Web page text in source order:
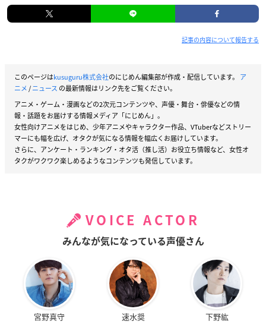
記事の内容について報告する
このページはkusuguru株式会社のにじめん編集部が作成・配信しています。 ア
ニメ/ニュース の最新情報はリンク先をご覧ください。
アニメ・ゲーム・漫画などの2次元コンテンツや、声優・舞台・俳優などの情
報・話題をお届けする情報メディア「にじめん」。
女性向けアニメをはじめ、少年アニメやキャラクター作品、VTuberなどストリー
マーにも幅を広げ、オタクが気になる情報を幅広くお届けしています。
さらに、アンケート・ランキング・オタ活（推し活）お役立ち情報など、女性オ
タクがワクワク楽しめるようなコンテンツも発信しています。
VOICE ACTOR
みんなが気になっている声優さん
宮野真守 速水奨 下野紘